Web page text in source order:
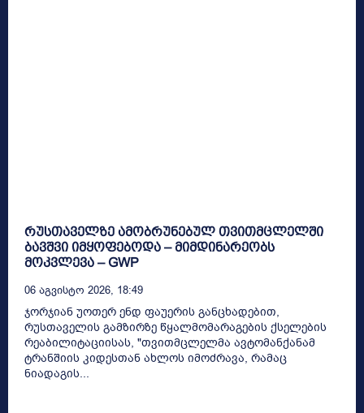
რუსთაველზე ამობრუნებულ თვითმცლელში
ბავშვი იმყოფებოდა – მიმდინარეობს
მოკვლევა – GWP
06 Აგვისტო 2026, 18:49
ჯორჯიან უოთერ ენდ ფაუერის განცხადებით,
რუსთაველის გამზირზე წყალმომარაგების ქსელების
რეაბილიტაციისას, "თვითმცლელმა ავტომანქანამ
ტრანშიის კიდესთან ახლოს იმოძრავა, რამაც
ნიადაგის...